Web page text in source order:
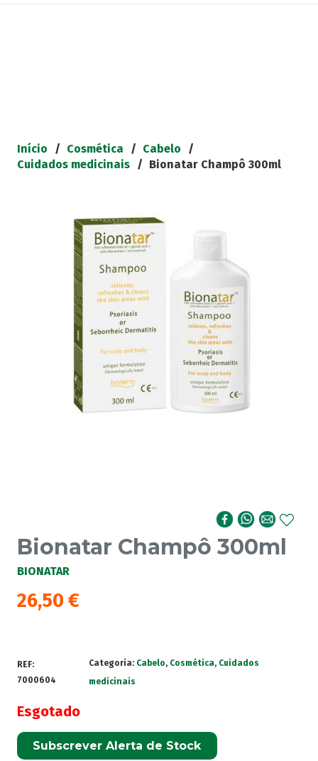
Início / Cosmética / Cabelo
/
Cuidados medicinais / Bionatar Champô 300ml
Bionatar Champô 300ml
BIONATAR
26,50 €
REF:
7000604
Categoria: Cabelo, Cosmética, Cuidados
medicinais
Esgotado
Subscrever Alerta de Stock